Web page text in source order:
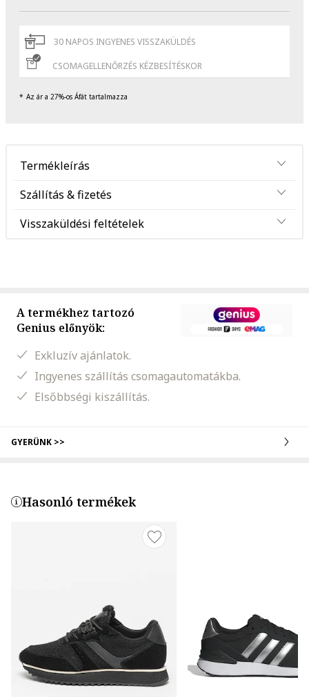
30 NAPOS INGYENES VISSZAKÜLDÉS
CSOMAGELLENŐRZÉS KÉZBESÍTÉSKOR
Az ár a 27%-os Áfát tartalmazza
Termékleírás
Szállítás & fizetés
Visszaküldési feltételek
A termékhez tartozó
Genius előnyök:
Exkluzív ajánlatok.
Ingyenes szállítás csomagautomatákba.
Elsőbbségi kiszállítás.
GYERÜNK >>
Hasonló termékek